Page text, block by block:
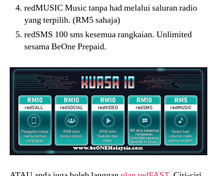
redMUSIC Music tanpa had melalui saluran radio
yang terpilih. (RM5 sahaja)
redSMS 100 sms kesemua rangkaian. Unlimited
sesama BeOne Prepaid.